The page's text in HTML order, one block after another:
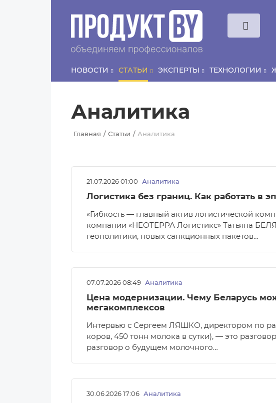
НОВОСТИ СТАТЬИ ЭКСПЕРТЫ ТЕХНОЛОГИИ
Аналитика
Главная Статьи Аналитика
21.07.2026 01:00 Аналитика
Логистика без границ. Как работать в
«Гибкость — главный актив логистической
компании «НEOTEРРА Логистикс» Татьяна
геополитики, новых санкционных пакетов…
07.07.2026 08:49 Аналитика
Цена модернизации. Чему Беларусь
мегакомплексов
Интервью с Сергеем ЛЯШКО, директором по
коров, 450 тонн молока в сутки), — это
разговор о будущем молочного…
30.06.2026 17:06 Аналитика